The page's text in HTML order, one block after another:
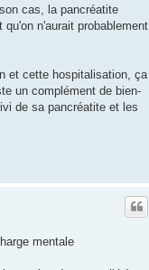
cas, la pancréatite
n'aurait probablement
et cette hospitalisation, ça
un complément de bien-
de sa pancréatite et les
mentale